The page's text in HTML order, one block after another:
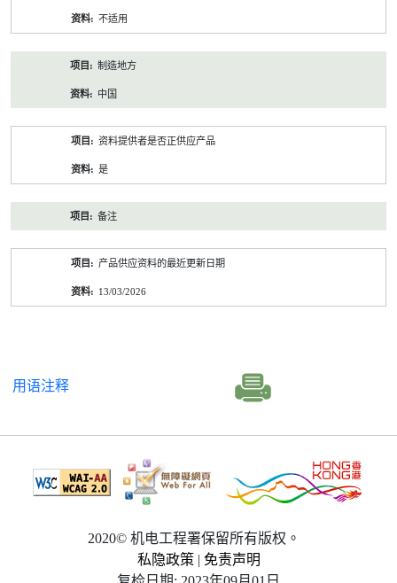
不适用
制造地方
中国
资料提供者是否正供应产品
是
备注
产品供应资料的最近更新日期
13/03/2026
用语注释
2020© 机电工程署保留所有版权。
私隐政策 | 免责声明